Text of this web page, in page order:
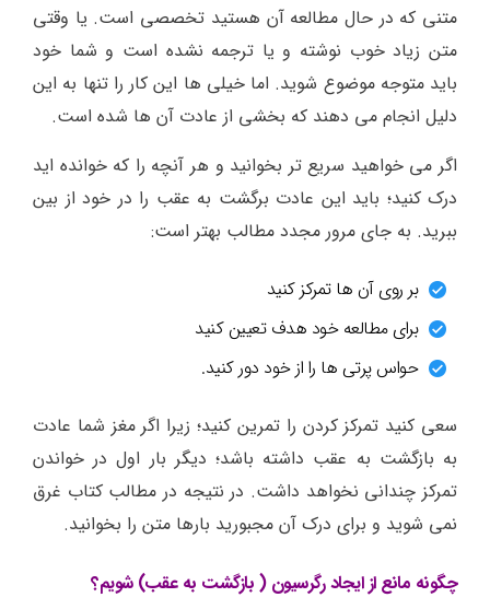
متنی که در حال مطالعه آن هستید تخصصی است. یا وقتی
متن زیاد خوب نوشته و یا ترجمه نشده است و شما خود
باید متوجه موضوع شوید. اما خیلی ها این کار را تنها به این
دلیل انجام می دهند که بخشی از عادت آن ها شده است.
اگر می خواهید سریع تر بخوانید و هر آنچه را که خوانده اید
درک کنید؛ باید این عادت برگشت به عقب را در خود از بین
ببرید. به جای مرور مجدد مطالب بهتر است:
بر روی آن ها تمرکز کنید
برای مطالعه خود هدف تعیین کنید
حواس پرتی ها را از خود دور کنید.
سعی کنید تمرکز کردن را تمرین کنید؛ زیرا اگر مغز شما عادت
به بازگشت به عقب داشته باشد؛ دیگر بار اول در خواندن
تمرکز چندانی نخواهد داشت. در نتیجه در مطالب کتاب غرق
نمی شوید و برای درک آن مجبورید بارها متن را بخوانید.
چگونه مانع از ایجاد رگرسیون ( بازگشت به عقب) شویم؟